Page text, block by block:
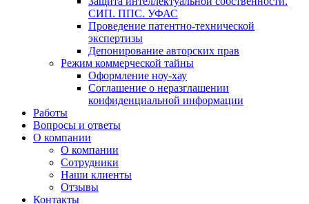
СИП. ППС. УФАС
Проведение патентно-технической
экспертизы
Депонирование авторских прав
Режим коммерческой тайны
Оформление ноу-хау
Соглашение о неразглашении
конфиденциальной информации
Работы
Вопросы и ответы
О компании
О компании
Сотрудники
Наши клиенты
Отзывы
Контакты